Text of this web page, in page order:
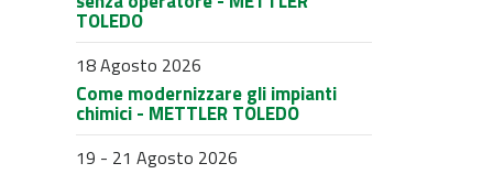
TOLEDO
18 Agosto 2026
Come modernizzare gli impianti
chimici - METTLER TOLEDO
19 - 21 Agosto 2026